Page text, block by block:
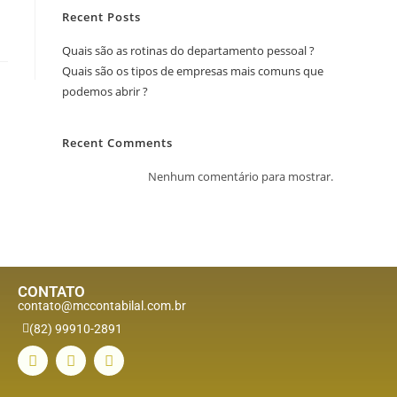
Recent Posts
Quais são as rotinas do departamento pessoal ?
Quais são os tipos de empresas mais comuns que
podemos abrir ?
Recent Comments
Nenhum comentário para mostrar.
CONTATO
contato@mccontabilal.com.br
(82) 99910-2891